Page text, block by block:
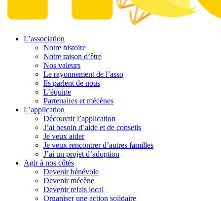
L’association
Notre histoire
Notre raison d’être
Nos valeurs
Le rayonnement de l’asso
Ils parlent de nous
L’équipe
Partenaires et mécènes
L’application
Découvrir l’application
J’ai besoin d’aide et de conseils
Je veux aider
Je veux rencontrer d’autres familles
J’ai un projet d’adoption
Agir à nos côtés
Devenir bénévole
Devenir mécène
Devenir relais local
Organiser une action solidaire